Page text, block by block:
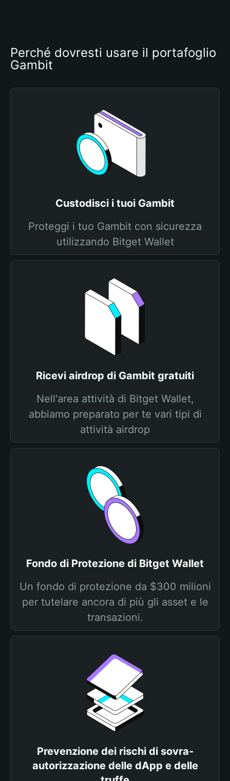
Perché dovresti usare il portafoglio
Gambit
Custodisci i tuoi Gambit
Proteggi i tuo Gambit con sicurezza
utilizzando Bitget Wallet
Ricevi airdrop di Gambit gratuiti
Nell'area attività di Bitget Wallet,
abbiamo preparato per te vari tipi di
attività airdrop
Fondo di Protezione di Bitget Wallet
Un fondo di protezione da $300 milioni
per tutelare ancora di più gli asset e le
transazioni.
Prevenzione dei rischi di sovra-
autorizzazione delle dApp e delle